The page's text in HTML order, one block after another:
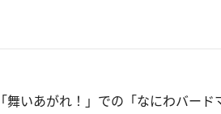
いあがれ！」での「なにわバー